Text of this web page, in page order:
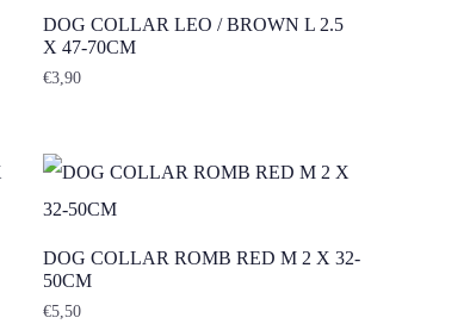
DOG COLLAR LEO / BROWN L 2.5
X 47-70CM
€3,90
DOG COLLAR ROMB RED M 2 X 32-
50CM
€5,50